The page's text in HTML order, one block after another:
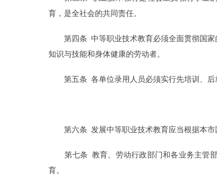
北京概况
绿色北京
ENGLISH
育，是全社会的共同责任。
第四条 中等职业技术教育必须全面贯彻国家
知识与技能和身体健康的劳动者。
第五条 各单位录用人员必须实行先培训、后
第六条 发展中等职业技术教育应当根据本市
第七条 教育、劳动行政部门和各业务主管部
育。